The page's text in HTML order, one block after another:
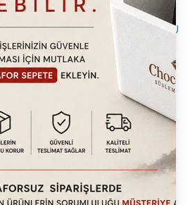
BUBBLE WAFFLE KUTUSU
(1000 ADET)
3,950.00 TL
Sepete Ekle